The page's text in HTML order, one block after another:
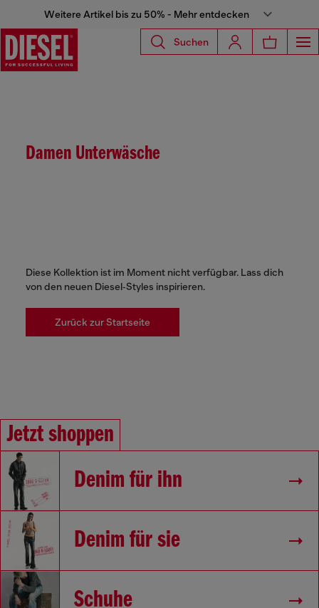
Weitere Artikel bis zu 50% - Mehr entdecken
Suchen
Damen Unterwäsche
Diese Kollektion ist im Moment nicht verfügbar. Lass dich
von den neuen Diesel‑Styles inspirieren.
Zurück zur Startseite
Jetzt shoppen
Denim für ihn
Denim für sie
Schuhe